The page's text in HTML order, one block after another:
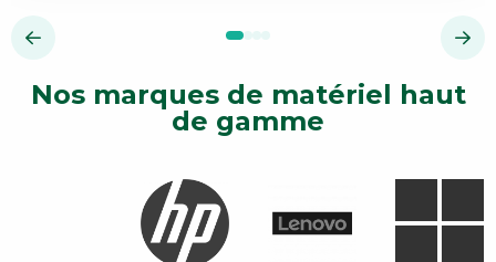
Nos marques de matériel haut
de gamme